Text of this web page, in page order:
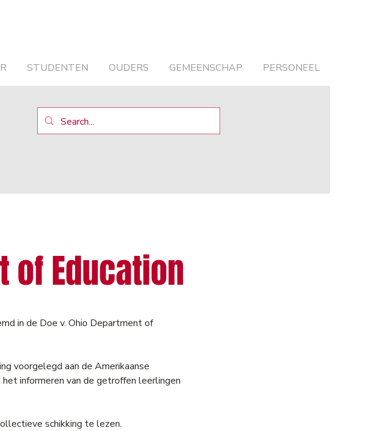
STUDENTEN OUDERS GEMEENSCHAP PERSONEEL
of Education
in de Doe v. Ohio Department of
voorgelegd aan de Amerikaanse
informeren van de getroffen leerlingen
schikking te lezen.